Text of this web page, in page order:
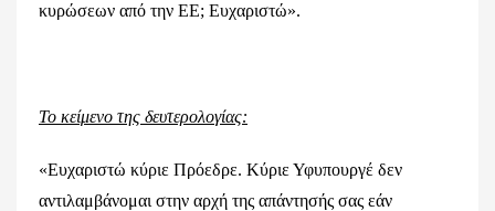
κυρώσεων από την ΕΕ; Ευχαριστώ».
Το κείμενο της δευτερολογίας:
«Ευχαριστώ κύριε Πρόεδρε. Κύριε Υφυπουργέ δεν
αντιλαμβάνομαι στην αρχή της απάντησής σας εάν